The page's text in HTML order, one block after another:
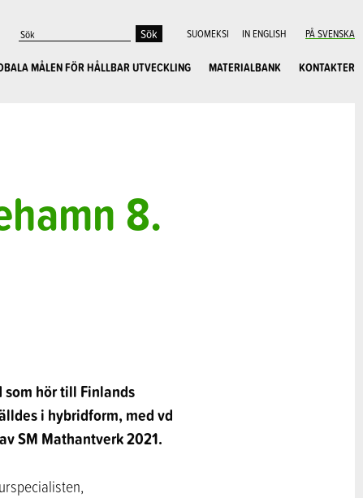
SUOMEKSI IN ENGLISH PÅ SVENSKA
MÅLEN FÖR HÅLLBAR UTVECKLING MATERIALBANK KONTAKTER
8.
hör till Finlands
i hybridform, med vd
SM Mathantverk 2021.